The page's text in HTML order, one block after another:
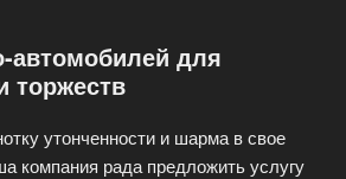
автомобилей для
торжеств
утонченности и шарма в свое
компания рада предложить услугу